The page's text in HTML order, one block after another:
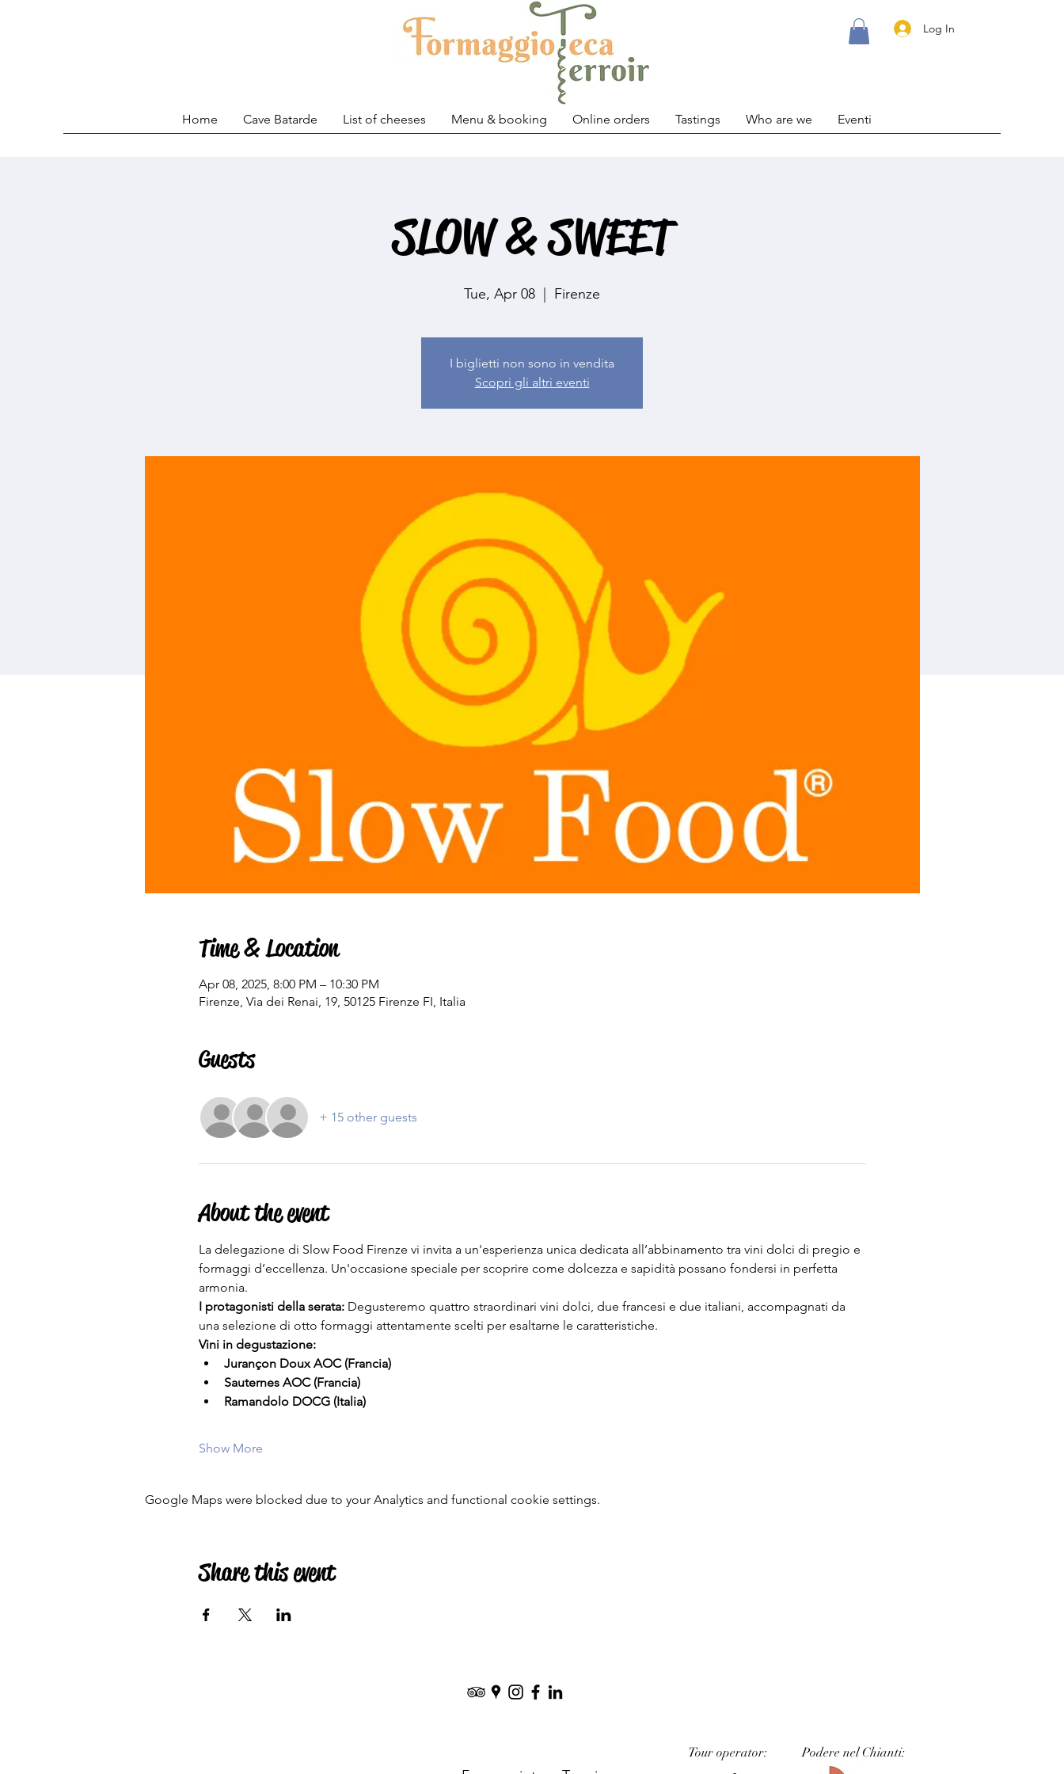
Log In
Home Cave Batarde List of cheeses Menu & booking Online orders Tastings Who are we Eventi
SLOW & SWEET
Tue, Apr 08 Firenze
I biglietti non sono in vendita
Scopri gli altri eventi
Time & Location
Apr 08, 2025, 8:00 PM – 10:30 PM
Firenze, Via dei Renai, 19, 50125 Firenze FI, Italia
Guests
+ 15 other guests
About the event
La delegazione di Slow Food Firenze vi invita a un'esperienza unica dedicata all’abbinamento tra vini dolci di pregio e
formaggi d’eccellenza. Un'occasione speciale per scoprire come dolcezza e sapidità possano fondersi in perfetta
armonia.
I protagonisti della serata: Degusteremo quattro straordinari vini dolci, due francesi e due italiani, accompagnati da
una selezione di otto formaggi attentamente scelti per esaltarne le caratteristiche.
Vini in degustazione:
Jurançon Doux AOC (Francia)
Sauternes AOC (Francia)
Ramandolo DOCG (Italia)
Show More
Google Maps were blocked due to your Analytics and functional cookie settings.
Share this event
Tour operator: Podere nel Chianti: